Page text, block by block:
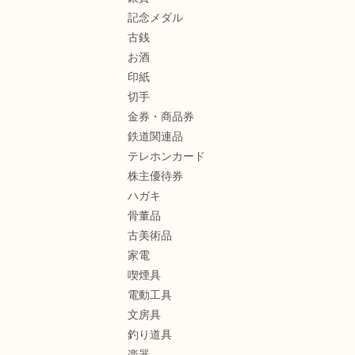
記念メダル
古銭
お酒
印紙
切手
金券・商品券
鉄道関連品
テレホンカード
株主優待券
ハガキ
骨董品
古美術品
家電
喫煙具
電動工具
文房具
釣り道具